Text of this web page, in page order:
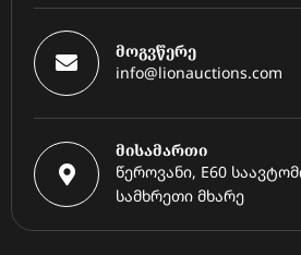
მოგვწერე
info@lionauctions.com
მისამართი
წეროვანი, E60
სამხრეთი მხარე